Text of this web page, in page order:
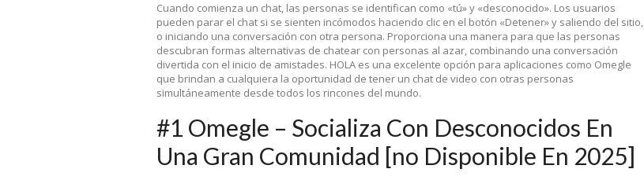
Cuando comienza un chat, las personas se identifican como «tú» y «desconocido». Los usuarios
pueden parar el chat si se sienten incómodos haciendo clic en el botón «Detener» y saliendo del sitio,
o iniciando una conversación con otra persona. Proporciona una manera para que las personas
descubran formas alternativas de chatear con personas al azar, combinando una conversación
divertida con el inicio de amistades. HOLA es una excelente opción para aplicaciones como Omegle
que brindan a cualquiera la oportunidad de tener un chat de video con otras personas
simultáneamente desde todos los rincones del mundo.
#1 Omegle – Socializa Con Desconocidos En
Una Gran Comunidad [no Disponible En 2025]